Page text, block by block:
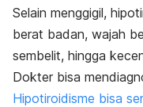
Selain menggigil,
berat badan, wajah
sembelit, hingga
Dokter bisa
Hipotiroidisme bisa